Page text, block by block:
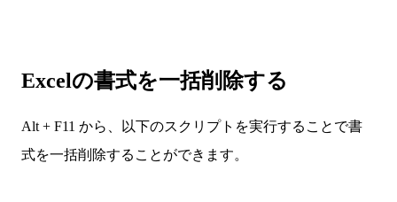
Excelの書式を一括削除する
Alt + F11 から、以下のスクリプトを実行することで書
式を一括削除することができます。